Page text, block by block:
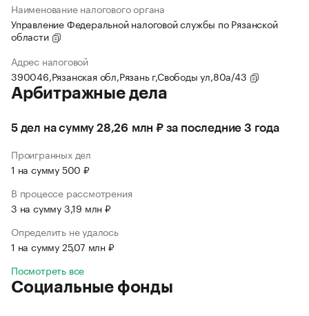
Наименование налогового органа
Управление Федеральной налоговой службы по Рязанской
области
Адрес налоговой
390046,Рязанская обл,Рязань г,Свободы ул,80а/43
Арбитражные дела
5 дел на сумму 28,26 млн ₽ за последние 3 года
Проигранных дел
1 на сумму 500 ₽
В процессе рассмотрения
3 на сумму 3,19 млн ₽
Определить не удалось
1 на сумму 25,07 млн ₽
Посмотреть все
Социальные фонды